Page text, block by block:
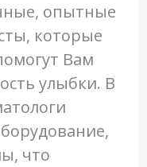
опытные
которые
Вам
улыбки. В
что